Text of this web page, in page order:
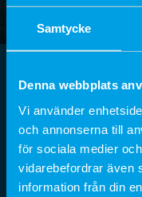
Samtycke
Denna webbplats
Vi använder
och annonserna till
för sociala medier
vidarebefordrar även
information från din